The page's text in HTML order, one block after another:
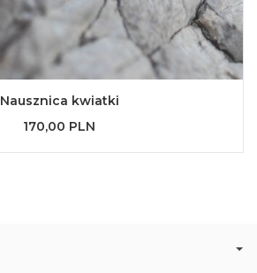
Nausznica kwiatki
170,00 PLN